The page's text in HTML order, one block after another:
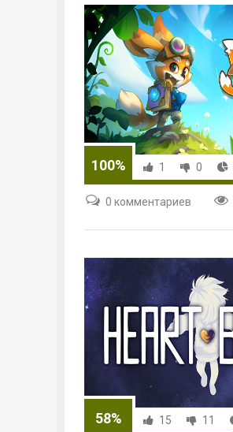
100% 1 0
0 комментариев
58% 15 11